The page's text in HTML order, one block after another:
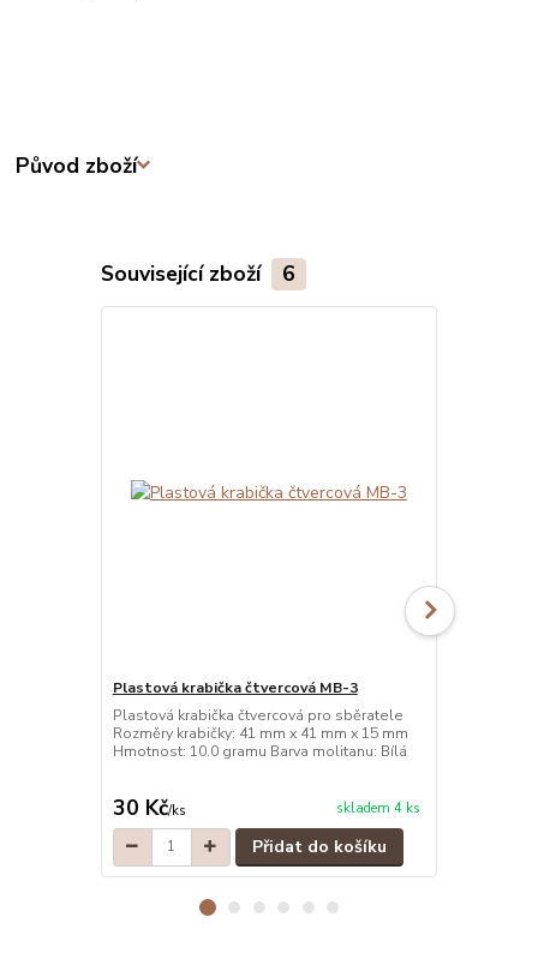
Původ zboží
Související zboží 6
Plastová krabička čtvercová MB-3
Plastová krabička čtvercová pro sběratele
Rozměry krabičky: 41 mm x 41 mm x 15 mm
Hmotnost: 10.0 gramu Barva molitanu: Bílá
30 Kč/ks skladem 4 ks
Přidat do košíku